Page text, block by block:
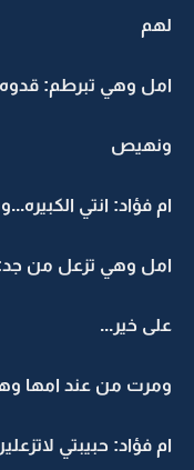
لهم
امل وهي تبرطم: قدوه
ونهيص
ام فؤاد: انتي
امل وهي تزعل من جد:
على خير...
ومرت من عند امها
ام فؤاد: حبيبتي